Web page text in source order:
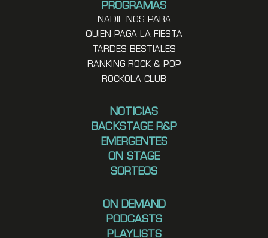
PROGRAMAS
NADIE NOS PARA
QUIEN PAGA LA FIESTA
TARDES BESTIALES
RANKING ROCK & POP
ROCKOLA CLUB
NOTICIAS
BACKSTAGE R&P
EMERGENTES
ON STAGE
SORTEOS
ON DEMAND
PODCASTS
PLAYLISTS